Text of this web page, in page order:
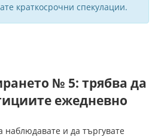
краткосрочни спекулации.
№ 5: трябва да
ежедневно
наблюдавате и да търгувате